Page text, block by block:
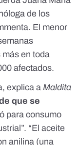
de los
. El menor
en toda
afectados.
explica a Maldita
que se
para consumo
“El aceite
anilina (una